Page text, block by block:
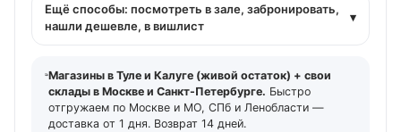
Ещё способы: посмотреть в зале, забронировать,
нашли дешевле, в вишлист
▾
Магазины в Туле и Калуге (живой остаток) + свои
склады в Москве и Санкт-Петербурге. Быстро
отгружаем по Москве и МО, СПб и Ленобласти —
доставка от 1 дня. Возврат 14 дней.